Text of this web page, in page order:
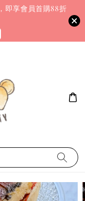
即享會員首購88折